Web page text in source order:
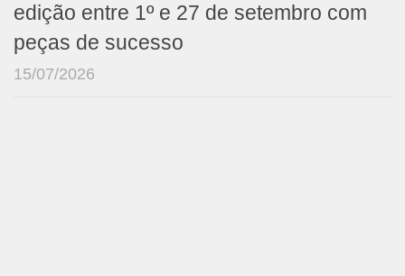
edição entre 1º e 27 de setembro com
peças de sucesso
15/07/2026